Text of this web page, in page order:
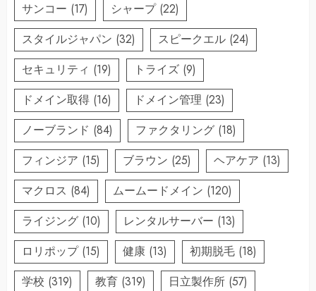
サンコー (17) シャープ(22)
スタイルジャパン (32) スピークエル (24)
セキュリティ (19) トライズ (9)
ドメイン取得 (16) ドメイン管理 (23)
ノーブランド (84) ファクタリング (18)
フィンジア (15) ブラウン (25) ヘアケア (13)
マクロス (84) ムームードメイン (120)
ライジング (10) レンタルサーバー (13)
ロリポップ(15) 健康 (13) 初期脱毛 (18)
学校 (319) 教育 (319) 日立製作所 (57)